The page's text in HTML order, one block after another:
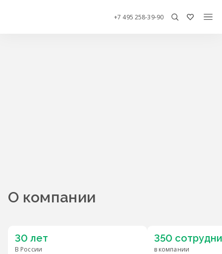
+7 495 258-39-90
О компании
30 лет
В России
350
в компании